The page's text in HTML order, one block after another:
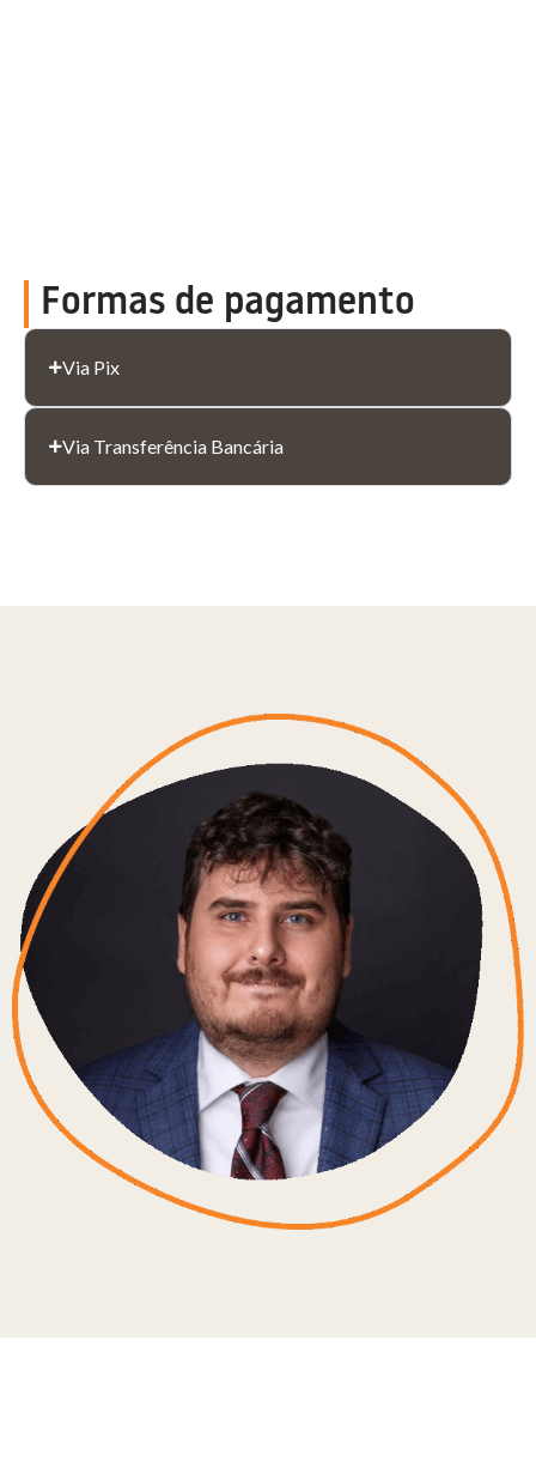
Formas de pagamento
Via Pix
Via Transferência Bancária